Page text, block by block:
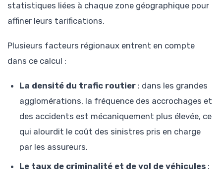
statistiques liées à chaque zone géographique pour
affiner leurs tarifications.
Plusieurs facteurs régionaux entrent en compte
dans ce calcul :
La densité du trafic routier : dans les grandes
agglomérations, la fréquence des accrochages et
des accidents est mécaniquement plus élevée, ce
qui alourdit le coût des sinistres pris en charge
par les assureurs.
Le taux de criminalité et de vol de véhicules :